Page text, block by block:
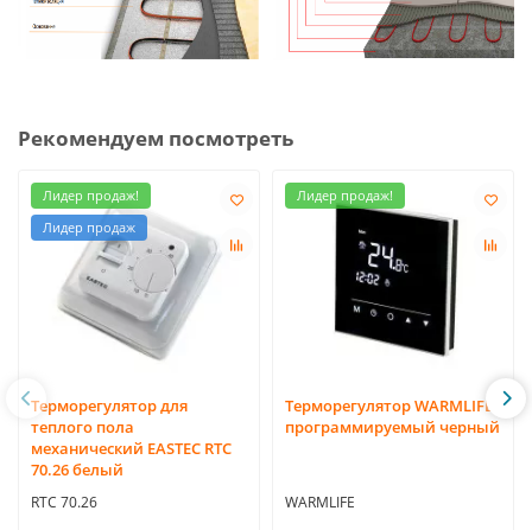
Рекомендуем посмотреть
Лидер продаж!
Лидер продаж
Терморегулятор для
теплого пола
механический EASTEC RTC
70.26 белый
RTC 70.26
Лидер продаж!
Терморегулятор WARMLIFE,
программируемый черный
WARMLIFE